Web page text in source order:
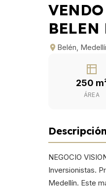
BELEN
Belén,
250
ÁREA
Descripción
NEGOCIO
Inversionistas.
Medellín. Este